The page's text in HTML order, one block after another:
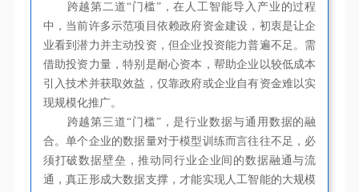
跨越第二道“门槛”，在人工智能导入产业的过程
中，当前许多示范项目依赖政府资金建设，初衷是让企
业看到潜力并主动投资，但企业投资能力普遍不足。需
借助投资力量，特别是耐心资本 ，帮助企业以较低成本
引入技术并获取效益，仅靠政府或企业自有资金难以实
现规模化推广。
跨越第三道“门槛”，是行业数据与通用数据的融
合。单个企业的数据量对于模型训练而言往往不足，必
须打破数据壁垒，推动同行业企业间的数据融通与流
通，真正形成大数据支撑，才能实现人工智能的大规模